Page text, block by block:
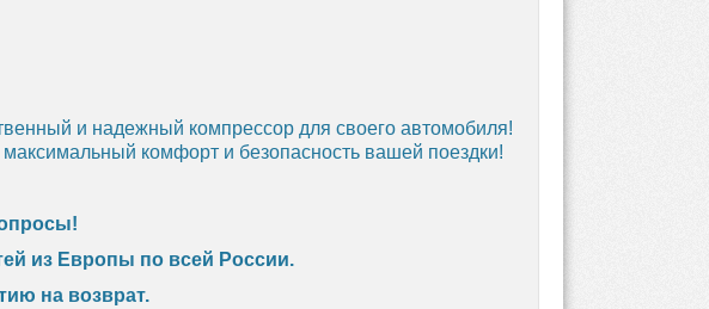
и надежный компрессор для своего автомобиля!
комфорт и безопасность вашей поездки!
из Европы по всей России.
на возврат.